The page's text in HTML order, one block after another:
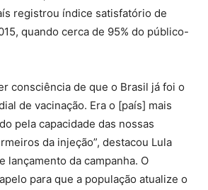
registrou índice satisfatório de
quando cerca de 95% do público-
consciência de que o Brasil já foi o
de vacinação. Era o [país] mais
pela capacidade das nossas
da injeção”, destacou Lula
lançamento da campanha. O
para que a população atualize o